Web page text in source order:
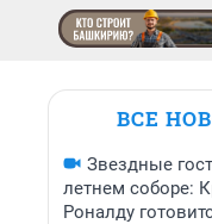
ВСЕ
Звездные
летнем соборе:
Роналду